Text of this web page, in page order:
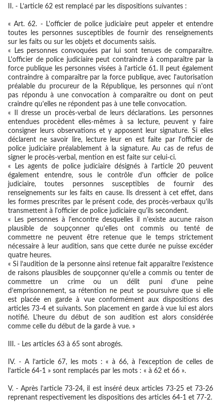
II. - L’article 62 est remplacé par les dispositions suivantes :
« Art. 62. - L'officier de police judiciaire peut appeler et entendre
toutes les personnes susceptibles de fournir des renseignements
sur les faits ou sur les objets et documents saisis.
« Les personnes convoquées par lui sont tenues de comparaître.
L'officier de police judiciaire peut contraindre à comparaître par la
force publique les personnes visées à l'article 61. Il peut également
contraindre à comparaître par la force publique, avec l'autorisation
préalable du procureur de la République, les personnes qui n'ont
pas répondu à une convocation à comparaître ou dont on peut
craindre qu'elles ne répondent pas à une telle convocation.
« Il dresse un procès-verbal de leurs déclarations. Les personnes
entendues procèdent elles-mêmes à sa lecture, peuvent y faire
consigner leurs observations et y apposent leur signature. Si elles
déclarent ne savoir lire, lecture leur en est faite par l'officier de
police judiciaire préalablement à la signature. Au cas de refus de
signer le procès-verbal, mention en est faite sur celui-ci.
« Les agents de police judiciaire désignés à l'article 20 peuvent
également entendre, sous le contrôle d'un officier de police
judiciaire, toutes personnes susceptibles de fournir des
renseignements sur les faits en cause. Ils dressent à cet effet, dans
les formes prescrites par le présent code, des procès-verbaux qu'ils
transmettent à l'officier de police judiciaire qu'ils secondent.
« Les personnes à l'encontre desquelles il n'existe aucune raison
plausible de soupçonner qu'elles ont commis ou tenté de
commettre ne peuvent être retenue que le temps strictement
nécessaire à leur audition, sans que cette durée ne puisse excéder
quatre heures.
« Si l’audition de la personne ainsi retenue fait apparaître l’existence
de raisons plausibles de soupçonner qu’elle a commis ou tenter de
commettre un crime ou un délit puni d’une peine
d’emprisonnement, sa rétention ne peut se poursuivre que si elle
est placée en garde à vue conformément aux dispositions des
articles 73-4 et suivants. Son placement en garde à vue lui est alors
notifié. L’heure du début de son audition est alors considérée
comme celle du début de la garde à vue. »
III. - Les articles 63 à 65 sont abrogés.
IV. - A l’article 67, les mots : « à 66, à l’exception de celles de
l’article 64-1 » sont remplacés par les mots : « à 62 et 66 ».
V. - Après l’article 73-24, il est inséré deux articles 73-25 et 73-26
reprenant respectivement les dispositions des articles 64-1 et 77-2.